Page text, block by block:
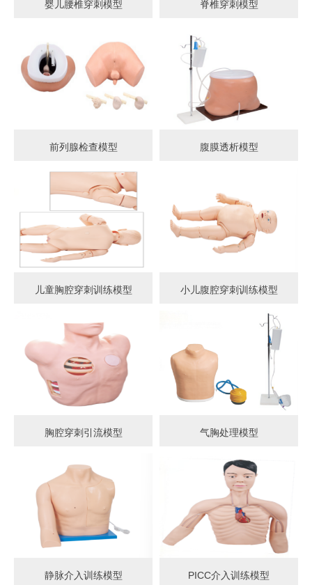
婴儿腰椎穿刺模型 脊椎穿刺模型
前列腺检查模型 腹膜透析模型
儿童胸腔穿刺训练模型 小儿腹腔穿刺训练模型
胸腔穿刺引流模型 气胸处理模型
静脉介入训练模型 PICC介入训练模型